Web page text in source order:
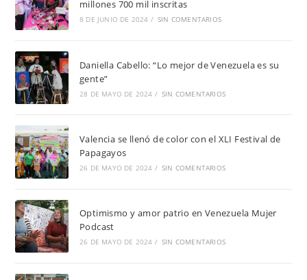
millones 700 mil inscritas
8 DE JUNIO DE 2024 / SIN COMENTARIOS
Daniella Cabello: “Lo mejor de Venezuela es su
gente”
28 DE MAYO DE 2024 / SIN COMENTARIOS
Valencia se llenó de color con el XLI Festival de
Papagayos
26 DE MAYO DE 2024 / SIN COMENTARIOS
Optimismo y amor patrio en Venezuela Mujer
Podcast
26 DE MAYO DE 2024 / SIN COMENTARIOS